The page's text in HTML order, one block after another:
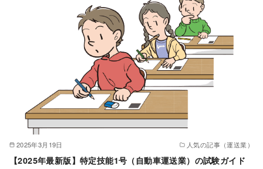
2025年3月19日 人気の記事（運送業）
【2025年最新版】特定技能1号（自動車運送業）の試験ガイド